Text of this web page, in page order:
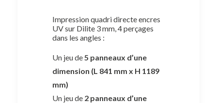
Impression quadri directe encres
UV sur Dilite 3 mm, 4 perçages
dans les angles :
Un jeu de5 panneaux d’une
dimension (L 841 mm x H 1189
mm)
Un jeu de 2 panneaux d’une